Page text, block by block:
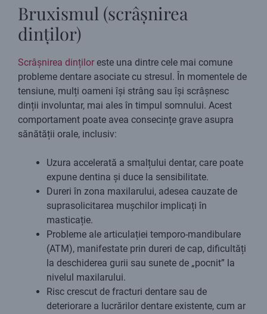
Bruxismul (scrâșnirea
dinților)
Scrâșnirea dinților este una dintre cele mai comune
probleme dentare asociate cu stresul. În momentele de
tensiune, mulți oameni își strâng sau își scrâșnesc
dinții involuntar, mai ales în timpul somnului. Acest
comportament poate avea consecințe grave asupra
sănătății orale, inclusiv:
Uzura accelerată a smalțului dentar, care poate
expune dentina și duce la sensibilitate.
Dureri în zona maxilarului, adesea cauzate de
suprasolicitarea mușchilor implicați în
masticație.
Probleme ale articulației temporo-mandibulare
(ATM), manifestate prin dureri de cap, dificultăți
la deschiderea gurii sau sunete de „pocnit” la
nivelul maxilarului.
Risc crescut de fracturi dentare sau de
deteriorare a lucrărilor dentare existente, cum ar